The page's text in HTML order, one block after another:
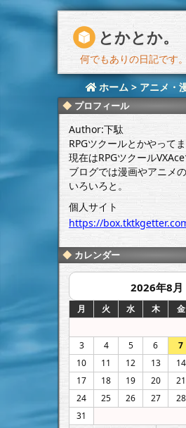
とかとか。
何でもありの日記です
ホーム > アニメ・
プロフィール
Author:下駄
RPGツクールとかやってま
現在はRPGツクールVXAce
ブログでは漫画やアニメ
いろいろと。
個人サイト
https://
カレンダー
2026年8月
月 火 水 木 金
3
4 5 6 7
10
11 12 13 14
17
18 19 20 21
24
25 26 27 28
31